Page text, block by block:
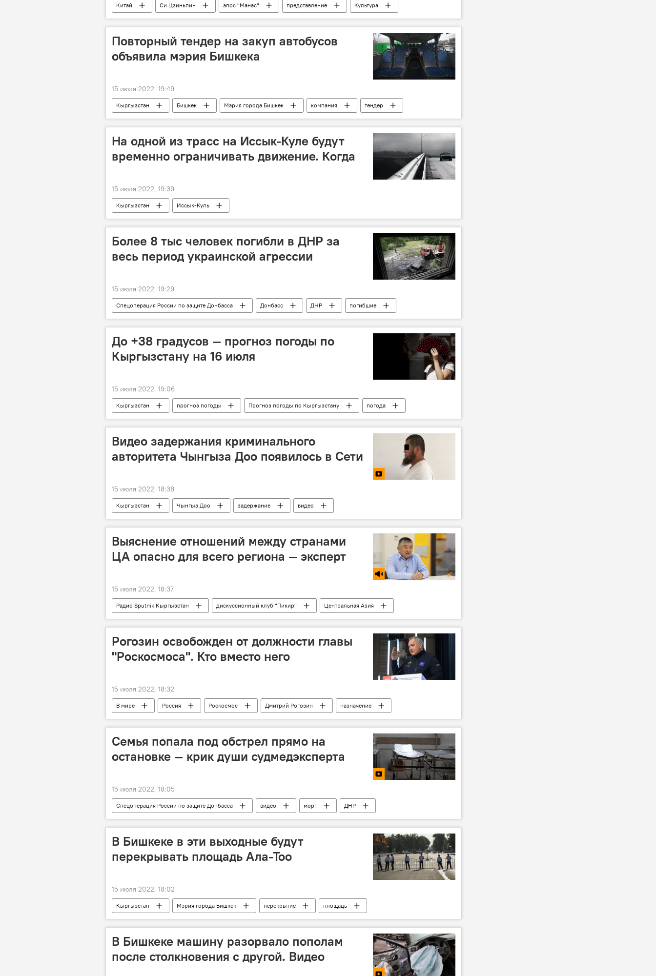
Китай Си Цзиньпин эпос "Манас" представление
Культура
видео
Повторный тендер на закуп автобусов
объявила мэрия Бишкека
15 июля 2022, 19:49
Кыргызстан Бишкек Мэрия города Бишкек компания
тендер
автобус
закупка Новости Киргизии
На одной из трасс на Иссык-Куле будут
временно ограничивать движение. Когда
15 июля 2022, 19:39
Кыргызстан
Иссык-Куль
Главное управление по обеспечению безопасности дорожного движения (ГУОБДД)
ограничение
Более 8 тыс человек погибли в ДНР за
весь период украинской агрессии
15 июля 2022, 19:29
Спецоперация России по защите Донбасса Донбасс ДНР
погибшие
Украина
агрессия
До +38 градусов — прогноз погоды по
Кыргызстану на 16 июля
15 июля 2022, 19:06
Кыргызстан прогноз погоды Прогноз погоды по Кыргызстану погода
Видео задержания криминального
авторитета Чынгыза Доо появилось в Сети
15 июля 2022, 18:38
Кыргызстан Чынгыз Доо задержание видео
Выяснение отношений между странами
ЦА опасно для всего региона — эксперт
15 июля 2022, 18:37
Радио Sputnik Кыргызстан дискуссионный клуб "Пикир"
Центральная Азия
вызов
безопасность Таалайбек Джумадылов
Рогозин освобожден от должности главы
"Роскосмоса". Кто вместо него
15 июля 2022, 18:32
В мире Россия Роскосмос Дмитрий Рогозин назначение
Семья попала под обстрел прямо на
остановке — крик души судмедэксперта
15 июля 2022, 18:05
Спецоперация России по защите Донбасса видео морг
ДНР
судмедэксперт
Дмитрий Калашников Украина
В Бишкеке в эти выходные будут
перекрывать площадь Ала-Тоо
15 июля 2022, 18:02
Кыргызстан Мэрия города Бишкек перекрытие площадь
В Бишкеке машину разорвало пополам
после столкновения с другой. Видео